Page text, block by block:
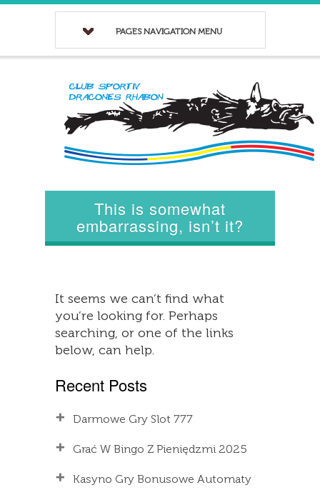
PAGES NAVIGATION MENU
This is somewhat
embarrassing, isn’t it?
It seems we can’t find what
you’re looking for. Perhaps
searching, or one of the links
below, can help.
Recent Posts
Darmowe Gry Slot 777
Grać W Bingo Z Pieniędzmi 2025
Kasyno Gry Bonusowe Automaty